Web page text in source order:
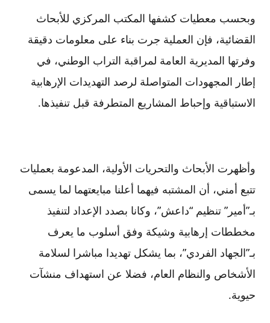
وبحسب معطيات كشفها المكتب المركزي للأبحاث
القضائية، فإن العملية جرت بناء على معلومات دقيقة
وفرتها المديرية العامة لمراقبة التراب الوطني، في
إطار المجهودات المتواصلة لرصد التهديدات الإرهابية
الاستباقية وإحباط المشاريع المتطرفة قبل تنفيذها.
وأظهرت الأبحاث والتحريات الأولية، المدعومة بعمليات
تتبع أمني، أن المشتبه فيهما أعلنا مبايعتهما لما يسمى
بـ”أمير” تنظيم “داعش”، وكانا بصدد الإعداد لتنفيذ
مخططات إرهابية وشيكة وفق أسلوب ما يعرف
بـ”الجهاد الفردي”، بما يشكل تهديدا مباشرا لسلامة
الأشخاص والنظام العام، فضلا عن استهداف منشآت
حيوية.